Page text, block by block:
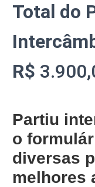
Total do
R$
Partiu
o
diversas
melhores